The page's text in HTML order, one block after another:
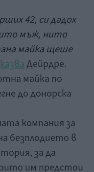
42, си дадох
мъж, нито
майка щеше
Дейрдре.
майка по
до донорска
компания за
безплодието в
за да
им предстои